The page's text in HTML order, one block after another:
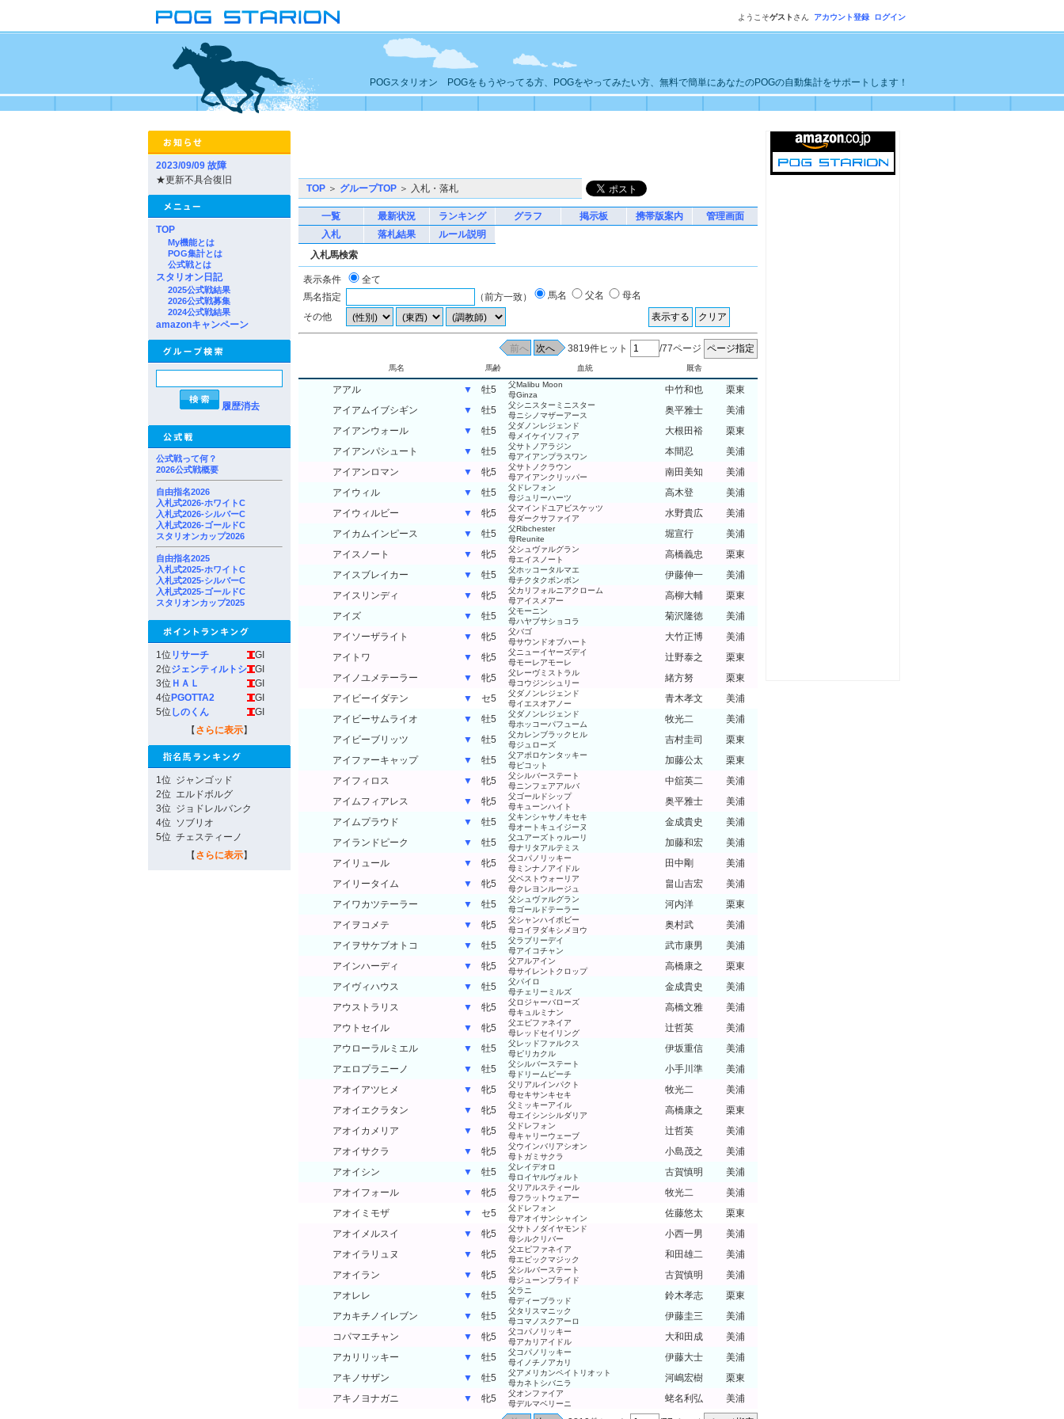
ようこそゲスト さん アカウント登録 ログイン
POGスタリオン POGをもうやってる方、POGをやってみたい方、無料で簡単にあなたのPOGの自動集計をサポートします！
2023/09/09 故障
★更新不具合復旧
TOP
My機能とは
POG集計とは
公式戦とは
スタリオン日記
2025公式戦結果
2026公式戦募集
2024公式戦結果
amazonキャンペーン
履歴消去
公式戦って何？
2026公式戦概要
自由指名2026
入札式2026-ホワイトC
入札式2026-シルバーC
入札式2026-ゴールドC
スタリオンカップ2026
自由指名2025
入札式2025-ホワイトC
入札式2025-シルバーC
入札式2025-ゴールドC
スタリオンカップ2025
1位 リサーチ
GI
2位ジェンティルトシ
GI
3位 ＨＡＬ
GI
4位 PGOTTA2
GI
5位 しのくん
GI
【 さらに表示】
1位 ジャンゴッド
2位 エルドボルグ
3位 ジョドレルバンク
4位 ソブリオ
5位 チェスティーノ
【 さらに表示】
TOP ＞ グループTOP ＞ 入札・落札
一覧 最新状況 ランキング グラフ 掲示板 携帯版案内
管理画面
入札
落札結果
ルール説明
入札馬検索
表示条件
全て
馬名指定
（前方一致） 馬名 父名
母名
その他
3819件ヒット /77ページ
馬名 馬齢 血統 厩舎
アアル ▼ 牡5
父Malibu Moon
母Ginza
中竹和也
栗東
アイアムイブシギン
▼ 牡5
父シニスターミニスター
母ニシノマザーアース
奥平雅士
美浦
アイアンウォール
▼ 牡5
父ダノンレジェンド
母メイケイソフィア
大根田裕
栗東
アイアンパシュート
▼ 牡5
父サトノアラジン
母アイアンプラスワン
本間忍
美浦
アイアンロマン
▼ 牝5
父サトノクラウン
母アイアンクリッパー
南田美知
美浦
アイウィル
▼ 牡5
父ドレフォン
母ジュリーハーツ
高木登
美浦
アイウィルビー
▼ 牝5
父マインドユアビスケッツ
母ダークサファイア
水野貴広
美浦
アイカムインピース
▼ 牡5
父Ribchester
母Reunite
堀宣行
美浦
アイスノート
▼ 牝5
父シュヴァルグラン
母エイスノート
高橋義忠
栗東
アイスブレイカー
▼ 牡5
父ホッコータルマエ
母チクタクボンボン
伊藤伸一
美浦
アイスリンディ
▼ 牝5
父カリフォルニアクローム
母アイスメアー
高柳大輔
栗東
アイズ
▼ 牡5
父モーニン
母ハヤブサショコラ
菊沢隆徳
美浦
アイソーザライト
▼ 牝5
父バゴ
母サウンドオブハート
大竹正博
美浦
アイトワ
▼ 牝5
父ニューイヤーズデイ
母モーレアモーレ
辻野泰之
栗東
アイノユメテーラー
▼ 牝5
父レーヴミストラル
母コウジンシュリー
緒方努
栗東
アイビーイダテン
▼ セ5
父ダノンレジェンド
母イエスオアノー
青木孝文
美浦
アイビーサムライオ
▼ 牡5
父ダノンレジェンド
母ホッコーパフューム
牧光二
美浦
アイビーブリッツ
▼ 牡5
父カレンブラックヒル
母ジュローズ
吉村圭司
栗東
アイファーキャップ
▼ 牡5
父アポロケンタッキー
母ピコット
加藤公太
栗東
アイフィロス
▼ 牝5
父シルバーステート
母ニンフェアアルバ
中舘英二
美浦
アイムフィアレス
▼ 牝5
父ゴールドシップ
母キューンハイト
奥平雅士
美浦
アイムプラウド
▼ 牡5
父キンシャサノキセキ
母オートキュイジーヌ
金成貴史
美浦
アイランドピーク
▼ 牡5
父ユアーズトゥルーリ
母ナリタアルテミス
加藤和宏
美浦
アイリュール
▼ 牝5
父コパノリッキー
母ミンナノアイドル
田中剛
美浦
アイリータイム
▼ 牝5
父ベストウォーリア
母クレヨンルージュ
畠山吉宏
美浦
アイワカツテーラー
▼ 牡5
父シュヴァルグラン
母ゴールドテーラー
河内洋
栗東
アイヲコメテ
▼ 牝5
父シャンハイボビー
母コイヲダキシメヨウ
奥村武
美浦
アイヲサケブオトコ
▼ 牡5
父ラブリーデイ
母アイコチャン
武市康男
美浦
アインハーディ
▼ 牝5
父アルアイン
母サイレントクロップ
高橋康之
栗東
アイヴィハウス
▼ 牡5
父パイロ
母チェリーミルズ
金成貴史
美浦
アウストラリス
▼ 牝5
父ロジャーバローズ
母キュルミナン
高橋文雅
美浦
アウトセイル
▼ 牝5
父エピファネイア
母レッドセイリング
辻哲英
美浦
アウローラルミエル
▼ 牡5
父レッドファルクス
母ピリカクル
伊坂重信
美浦
アエロプラニーノ
▼ 牡5
父シルバーステート
母ドリームピーチ
小手川準
美浦
アオイアツヒメ
▼ 牝5
父リアルインパクト
母セキサンキセキ
牧光二
美浦
アオイエクラタン
▼ 牝5
父ミッキーアイル
母エイシンシルダリア
高橋康之
栗東
アオイカメリア
▼ 牝5
父ドレフォン
母キャリーウェーブ
辻哲英
美浦
アオイサクラ
▼ 牝5
父ウインバリアシオン
母トガミサクラ
小島茂之
美浦
アオイシン
▼ 牡5
父レイデオロ
母ロイヤルヴォルト
古賀慎明
美浦
アオイフォール
▼ 牝5
父リアルスティール
母フラットウェアー
牧光二
美浦
アオイミモザ
▼ セ5
父ドレフォン
母アオイサンシャイン
佐藤悠太
栗東
アオイメルスイ
▼ 牝5
父サトノダイヤモンド
母シルクリバー
小西一男
美浦
アオイラリュヌ
▼ 牝5
父エピファネイア
母エピックマジック
和田雄二
美浦
アオイラン
▼ 牝5
父シルバーステート
母ジューンブライド
古賀慎明
美浦
アオレレ
▼ 牡5
父ラニ
母ディーブラッド
鈴木孝志
栗東
アカキチノイレブン
▼ 牡5
父タリスマニック
母コマノスクアーロ
伊藤圭三
美浦
コパマエチャン
▼ 牝5
父コパノリッキー
母アカリアイドル
大和田成
美浦
アカリリッキー
▼ 牡5
父コパノリッキー
母イノチノアカリ
伊藤大士
美浦
アキノサザン
▼ 牡5
父アメリカンペイトリオット
母カネトシバニラ
河嶋宏樹
栗東
アキノヨナガニ
▼ 牝5
父オンファイア
母デルマベリーニ
蛯名利弘 美浦